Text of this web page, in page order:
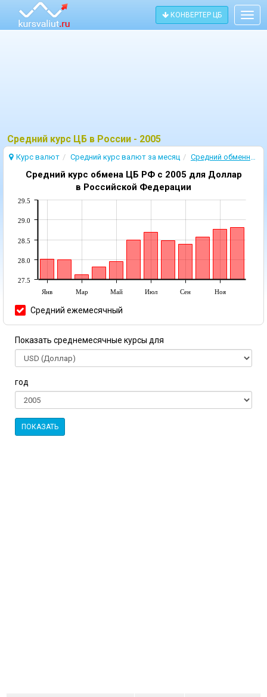
КОНВЕРТЕР ЦБ
Средний курс ЦБ в России - 2005
Курс валют Cредний курс валют за месяц Cредний обменный курс валют 2005
Средний курс обмена ЦБ РФ c 2005 для Доллар
в Российской Федерации
Янв Мар Май Июл Сен Ноя
27.5
28.0
28.5
29.0
29.5
Средний ежемесячный
Показать среднемесячные курсы для
год
ПОКАЗАТЬ